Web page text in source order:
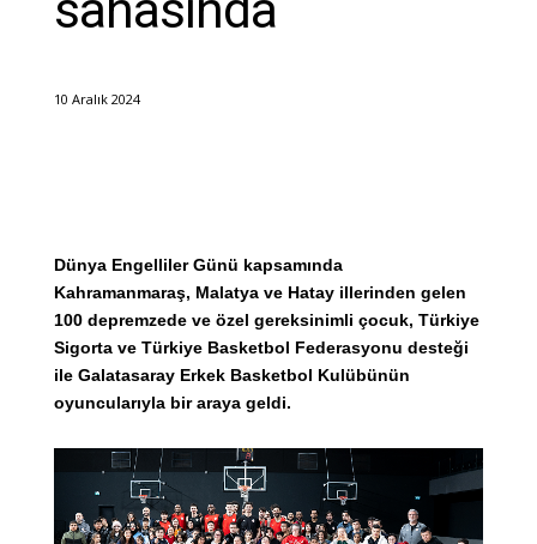
10 Aralık 2024
Dünya Engelliler Günü kapsamında
Kahramanmaraş, Malatya ve Hatay illerinden gelen
100 depremzede ve özel gereksinimli çocuk, Türkiye
Sigorta ve Türkiye Basketbol Federasyonu desteği
ile Galatasaray Erkek Basketbol Kulübünün
oyuncularıyla bir araya geldi.